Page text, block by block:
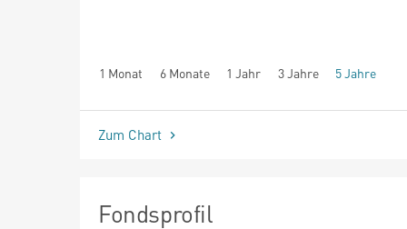
1 Monat 6 Monate 1 Jahr 3 Jahre 5 Jahre
seit Beginn
Zum Chart
Fondsprofil